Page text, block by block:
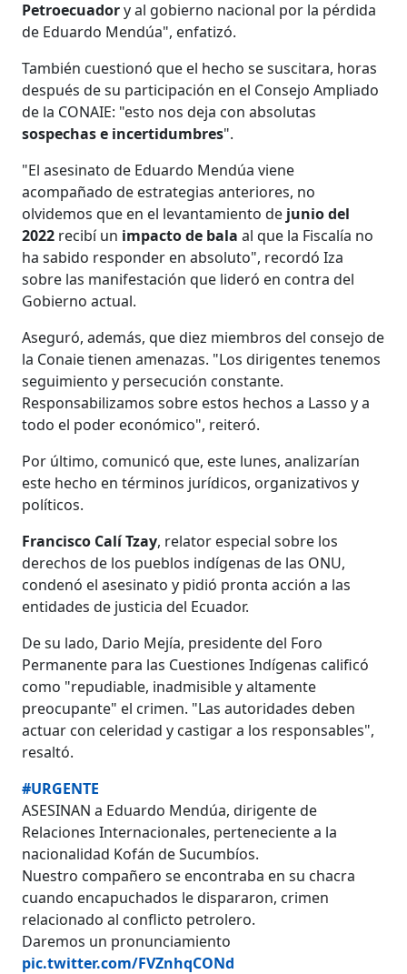
Petroecuadory al gobierno nacional por la pérdida
de Eduardo Mendúa", enfatizó.
También cuestionó que el hecho se suscitara, horas
después de su participación en el Consejo Ampliado
de la CONAIE: "esto nos deja con absolutas
sospechas e incertidumbres".
"El asesinato de Eduardo Mendúa viene
acompañado de estrategias anteriores, no
olvidemos que en el levantamiento de junio del
2022 recibí un impacto de bala al que la Fiscalía no
ha sabido responder en absoluto", recordó Iza
sobre las manifestación que lideró en contra del
Gobierno actual.
Aseguró, además, que diez miembros del consejo de
la Conaie tienen amenazas. "Los dirigentes tenemos
seguimiento y persecución constante.
Responsabilizamos sobre estos hechos a Lasso y a
todo el poder económico", reiteró.
Por último, comunicó que, este lunes, analizarían
este hecho en términos jurídicos, organizativos y
políticos.
Francisco Calí Tzay, relator especial sobre los
derechos de los pueblos indígenas de las ONU,
condenó el asesinato y pidió pronta acción a las
entidades de justicia del Ecuador.
De su lado, Dario Mejía, presidente del Foro
Permanente para las Cuestiones Indígenas calificó
como "repudiable, inadmisible y altamente
preocupante" el crimen. "Las autoridades deben
actuar con celeridad y castigar a los responsables",
resaltó.
#URGENTE
ASESINAN a Eduardo Mendúa, dirigente de
Relaciones Internacionales, perteneciente a la
nacionalidad Kofán de Sucumbíos.
Nuestro compañero se encontraba en su chacra
cuando encapuchados le dispararon, crimen
relacionado al conflicto petrolero.
Daremos un pronunciamiento
pic.twitter.com/FVZnhqCONd